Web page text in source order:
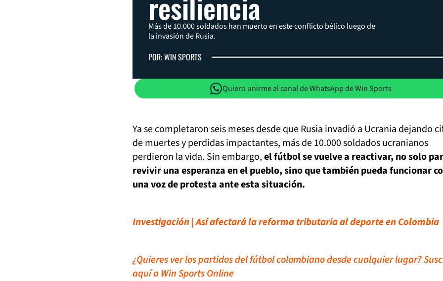
Más de 10.000 soldados han muerto en este conflicto bélico luego de
la invasión de Rusia.
POR: WIN SPORTS
Quiero unirme al canal de WhatsApp de Win Sports
Ya se completaron seis meses desde que Rusia invadió a Ucrania dejando
de muertes y perdidas impactantes, más de 10.000 soldados ucranianos
perdieron la vida. Sin embargo,el fútbol se vuelve a reactivar, no solo
revivir una esperanza en el pueblo, sino que también pueda funcionar
una voz de protesta ante esta situación.
Investigación | Así afectará la reforma tributaria al deporte en Colombia
¿Quieres ver los partidos del fútbol colombiano desde cualquier lugar?
aquí a Win Sports Online